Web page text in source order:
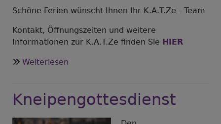
Schöne Ferien wünscht Ihnen Ihr K.A.T.Ze - Team
Kontakt, Öffnungszeiten und weitere
Informationen zur K.A.T.Ze finden Sie HIER
Weiterlesen
den
Teams
der
Kneipengottesdienst